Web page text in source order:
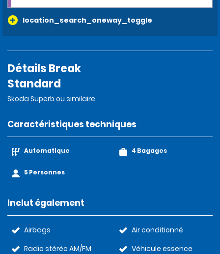
location_search_oneway_toggle
Détails Break
Standard
Skoda Superb ou similaire
Caractéristiques techniques
Automatique
5 Personnes
4 Bagages
Inclut également
Airbags
Radio stéréo AM/FM
Air conditionné
Véhicule essence